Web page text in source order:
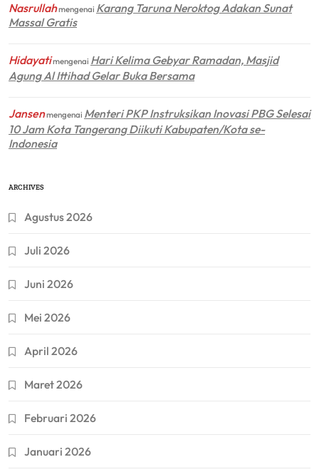
Nasrullahmengenai Karang Taruna Neroktog Adakan Sunat
Massal Gratis
Hidayatimengenai Hari Kelima Gebyar Ramadan, Masjid
Agung Al Ittihad Gelar Buka Bersama
Jansenmengenai Menteri PKP Instruksikan Inovasi PBG Selesai
10 Jam Kota Tangerang Diikuti Kabupaten/Kota se-
Indonesia
ARCHIVES
Agustus 2026
Juli 2026
Juni 2026
Mei 2026
April 2026
Maret 2026
Februari 2026
Januari 2026